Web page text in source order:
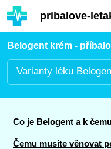
Hauptinhalt
pribalove-
Belogent krém -
Varianty léku
Co je Belogent a k
Čemu musíte věnovat